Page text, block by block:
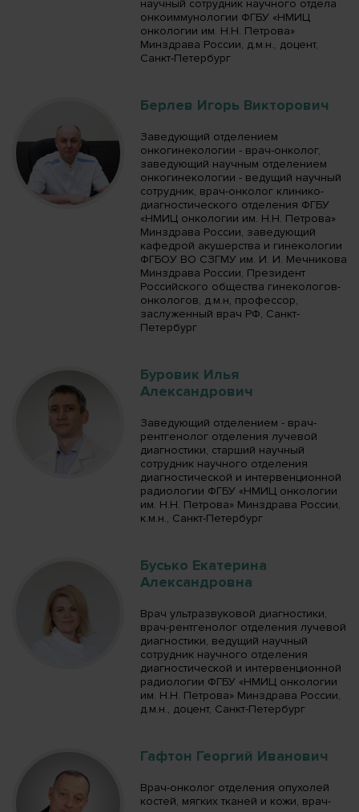
научный сотрудник научного отдела
онкоиммунологии ФГБУ «НМИЦ
онкологии им. Н.Н. Петрова»
Минздрава России, д.м.н., доцент,
Санкт-Петербург
Берлев Игорь Викторович
Заведующий отделением
онкогинекологии - врач-онколог,
заведующий научным отделением
онкогинекологии - ведущий научный
сотрудник, врач-онколог клинико-
диагностического отделения ФГБУ
«НМИЦ онкологии им. Н.Н. Петрова»
Минздрава России, заведующий
кафедрой акушерства и гинекологии
ФГБОУ ВО СЗГМУ им. И. И. Мечникова
Минздрава России, Президент
Российского общества гинекологов-
онкологов, д.м.н, профессор,
заслуженный врач РФ, Санкт-
Петербург
Буровик Илья
Александрович
Заведующий отделением - врач-
рентгенолог отделения лучевой
диагностики, старший научный
сотрудник научного отделения
диагностической и интервенционной
радиологии ФГБУ «НМИЦ онкологии
им. Н.Н. Петрова» Минздрава России,
к.м.н., Санкт-Петербург
Бусько Екатерина
Александровна
Врач ультразвуковой диагностики,
врач-рентгенолог отделения лучевой
диагностики, ведущий научный
сотрудник научного отделения
диагностической и интервенционной
радиологии ФГБУ «НМИЦ онкологии
им. Н.Н. Петрова» Минздрава России,
д.м.н., доцент, Санкт-Петербург
Гафтон Георгий Иванович
Врач-онколог отделения опухолей
костей, мягких тканей и кожи, врач-